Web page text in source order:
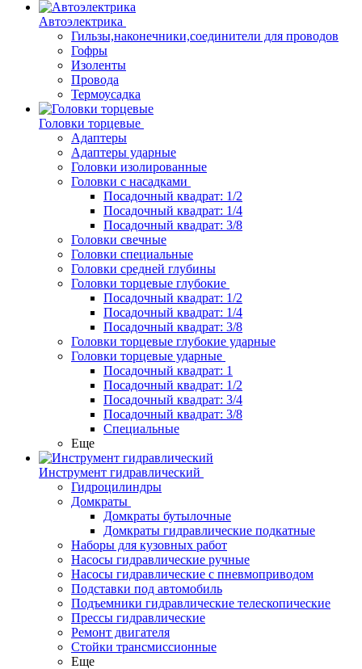
Автоэлектрика
Гильзы,наконечники,соединители для проводов
Гофры
Изоленты
Провода
Термоусадка
Головки торцевые
Адаптеры
Адаптеры ударные
Головки изолированные
Головки с насадками
Посадочный квадрат: 1/2
Посадочный квадрат: 1/4
Посадочный квадрат: 3/8
Головки свечные
Головки специальные
Головки средней глубины
Головки торцевые глубокие
Посадочный квадрат: 1/2
Посадочный квадрат: 1/4
Посадочный квадрат: 3/8
Головки торцевые глубокие ударные
Головки торцевые ударные
Посадочный квадрат: 1
Посадочный квадрат: 1/2
Посадочный квадрат: 3/4
Посадочный квадрат: 3/8
Специальные
Еще
Инструмент гидравлический
Гидроцилиндры
Домкраты
Домкраты бутылочные
Домкраты гидравлические подкатные
Наборы для кузовных работ
Насосы гидравлические ручные
Насосы гидравлические с пневмоприводом
Подставки под автомобиль
Подъемники гидравлические телескопические
Прессы гидравлические
Ремонт двигателя
Стойки трансмиссионные
Еще